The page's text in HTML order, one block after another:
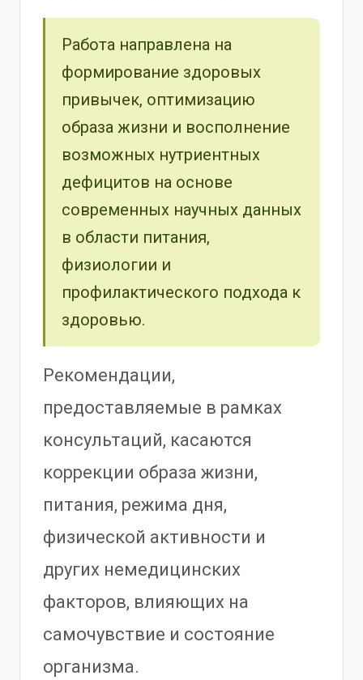
Работа направлена на
формирование здоровых
привычек, оптимизацию
образа жизни и восполнение
возможных нутриентных
дефицитов на основе
современных научных данных
в области питания,
физиологии и
профилактического подхода к
здоровью.
Рекомендации,
предоставляемые в рамках
консультаций, касаются
коррекции образа жизни,
питания, режима дня,
физической активности и
других немедицинских
факторов, влияющих на
самочувствие и состояние
организма.